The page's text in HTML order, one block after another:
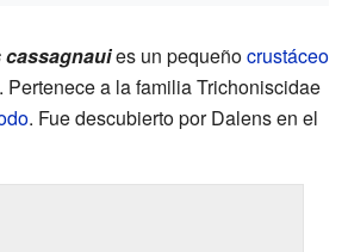
es un pequeñocrustáceo
Pertenece a la familia Trichoniscidae
. Fue descubierto por Dalens en el